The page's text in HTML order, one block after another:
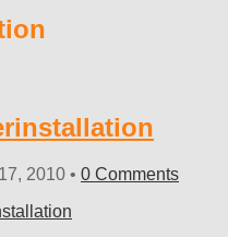
2010 • 0 Comments